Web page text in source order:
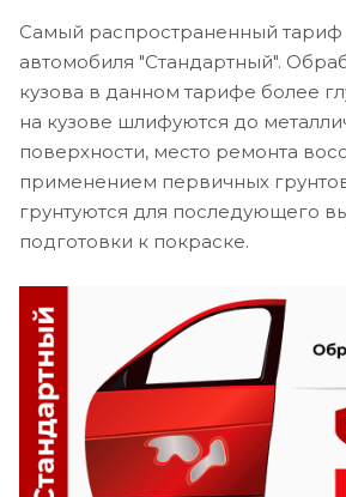
Самый распространенный тариф
автомобиля "Стандартный".
кузова в данном тарифе более
на кузове шлифуются до
поверхности, место ремонта
применением первичных
грунтуются для последующего
подготовки к покраске.